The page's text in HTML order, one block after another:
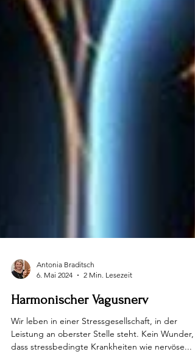
6. Mai 2024
2 Min. Lesezeit
Harmonischer Vagusnerv
Wir leben in einer Stressgesellschaft, in der